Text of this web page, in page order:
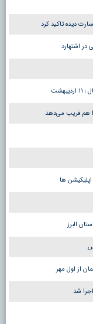
دیده تاکید کرد
هم فریب می‌دهد
اپلیکیشن ها
از اول مهر
شد